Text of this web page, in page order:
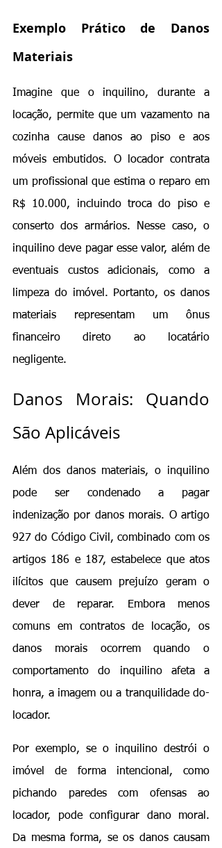
Exemplo Prático de Danos
Materiais
Imagine que o inquilino, durante a
locação, permite que um vazamento na
cozinha cause danos ao piso e aos
móveis embutidos. O locador contrata
um profissional que estima o reparo em
R$ 10.000, incluindo troca do piso e
conserto dos armários. Nesse caso, o
inquilino deve pagar esse valor, além de
eventuais custos adicionais, como a
limpeza do imóvel. Portanto, os danos
materiais representam um ônus
financeiro direto ao locatário
negligente.
Danos Morais: Quando
São Aplicáveis
Além dos danos materiais, o inquilino
pode ser condenado a pagar
indenização por danos morais. O artigo
927 do Código Civil, combinado com os
artigos 186 e 187, estabelece que atos
ilícitos que causem prejuízo geram o
dever de reparar. Embora menos
comuns em contratos de locação, os
danos morais ocorrem quando o
comportamento do inquilino afeta a
honra, a imagem ou a tranquilidade do-
locador.
Por exemplo, se o inquilino destrói o
imóvel de forma intencional, como
pichando paredes com ofensas ao
locador, pode configurar dano moral.
Da mesma forma, se os danos causam